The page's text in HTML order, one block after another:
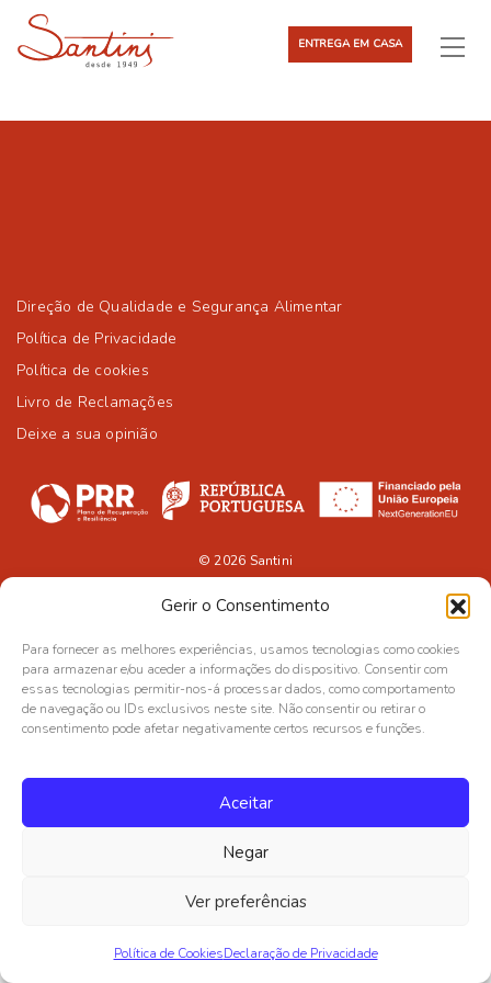
Gerir o Consentimento
Para fornecer as melhores experiências, usamos tecnologias como cookies
para armazenar e/ou aceder a informações do dispositivo. Consentir com
essas tecnologias permitir-nos-á processar dados, como comportamento
de navegação ou IDs exclusivos neste site. Não consentir ou retirar o
consentimento pode afetar negativamente certos recursos e funções.
Aceitar
Negar
Ver preferências
Política de CookiesDeclaração de Privacidade
ENTREGA EM CASA
Direção de Qualidade e Segurança Alimentar
Política de Privacidade
Política de cookies
Livro de Reclamações
Deixe a sua opinião
© 2026 Santini